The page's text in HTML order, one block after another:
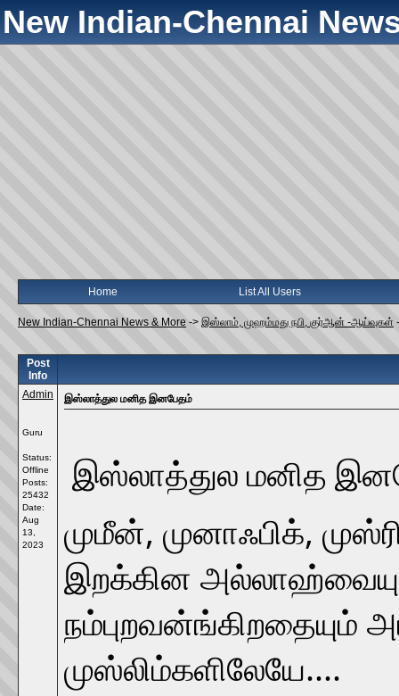
New Indian-Chennai
Home List All Users
New Indian-Chennai News & More -> இஸ்லாம், முஹம்மது நபி, குர்ஆன் -ஆய்வுகள்
Post
Info
Admin
Guru
Status:
Offline
Posts:
25432
Date:
Aug
13,
2023
இஸ்லாத்துல மனித இனபேதம்
இஸ்லாத்துல மனித
முமீன், முனாஃபிக்,
இறக்கின
நம்புறவன்ங்கிறதையும்
முஸ்லிம்களிலேயே....